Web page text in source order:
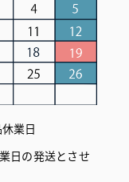
業日
日の発送とさせ